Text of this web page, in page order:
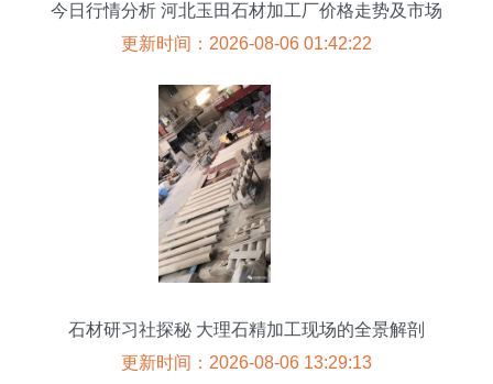
今日行情分析 河北玉田石材加工厂价格走势及市场
展望
更新时间：2026-08-06 01:42:22
石材研习社探秘 大理石精加工现场的全景解剖
更新时间：2026-08-06 13:29:13